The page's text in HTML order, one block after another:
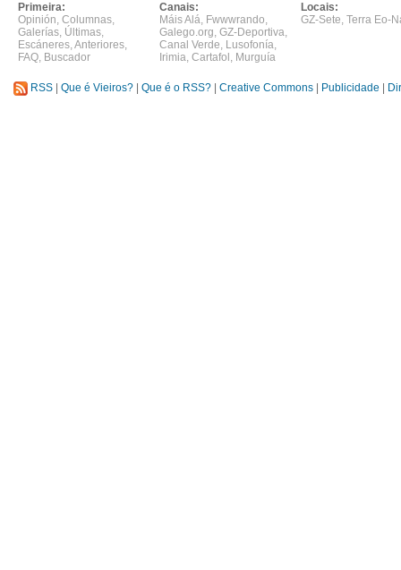
Primeira:
Opinión, Columnas,
Galerías, Últimas,
Escáneres,Anteriores,
FAQ, Buscador
Canais:
Máis Alá, Fwwwrando,
Galego.org, GZ-Deportiva,
Canal Verde, Lusofonía,
Irimia, Cartafol , Murguía
Locais:
GZ-Sete, Terra Eo-
RSS Que é Vieiros? Que é o RSS? Creative Commons Publicidade